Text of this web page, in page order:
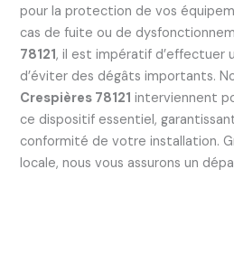
pour la protection de vos
cas de fuite ou de
78121, il est impératif d’effectuer
d’éviter des dégâts importants.
Crespières 78121 interviennent
ce dispositif essentiel,
conformité de votre installation.
locale, nous vous assurons un